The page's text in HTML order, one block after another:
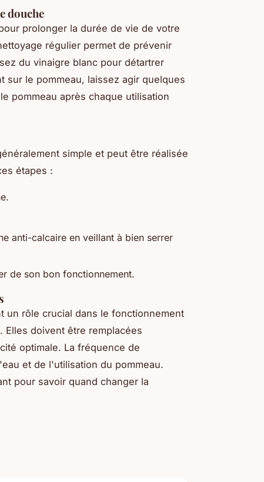
douche
prolonger la durée de vie de votre
régulier permet de prévenir
du vinaigre blanc pour détartrer
sur le pommeau, laissez agir quelques
pommeau après chaque utilisation
simple et peut être réalisée
étapes :
anti-calcaire en veillant à bien serrer
de son bon fonctionnement.
un rôle crucial dans le fonctionnement
doivent être remplacées
optimale. La fréquence de
et de l'utilisation du pommeau.
pour savoir quand changer la